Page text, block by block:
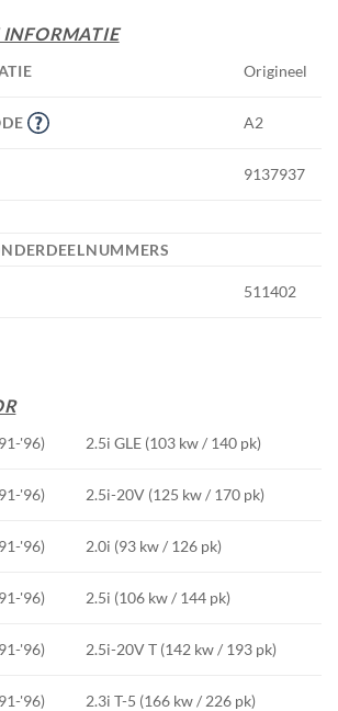
Origineel
A2
9137937
511402
'96) 2.5i GLE (103 kw / 140 pk)
'96) 2.5i-20V (125 kw / 170 pk)
'96) 2.0i (93 kw / 126 pk)
'96) 2.5i (106 kw / 144 pk)
'96) 2.5i-20V T (142 kw / 193 pk)
'96) 2.3i T-5 (166 kw / 226 pk)